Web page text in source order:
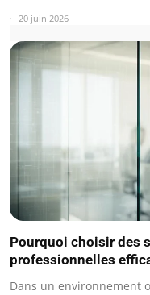
20 juin 2026
Pourquoi choisir des
professionnelles
Dans un environnement